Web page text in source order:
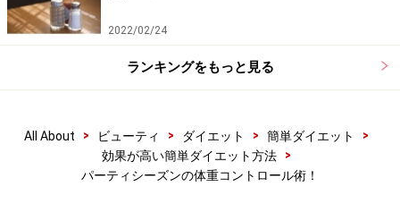
2022/02/24
ランキングをもっと見る
All About > ビューティ > ダイエット > 簡単ダイエット
>
効果が高い簡単ダイエット方法
>
パーティシーズンの体重コントロール術！